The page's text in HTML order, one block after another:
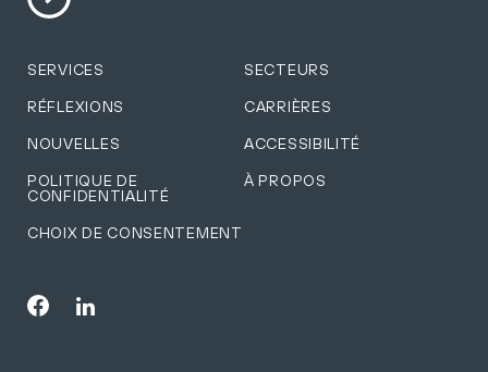
SERVICES SECTEURS
RÉFLEXIONS CARRIÈRES
NOUVELLES ACCESSIBILITÉ
POLITIQUE DE
CONFIDENTIALITÉ
À PROPOS
CHOIX DE CONSENTEMENT